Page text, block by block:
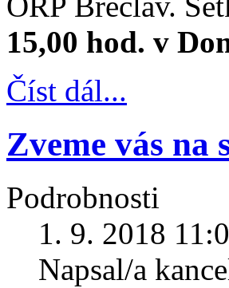
15,00 hod. v
Číst dál...
Zveme vás na
Podrobnosti
1. 9. 2018
Napsal/a